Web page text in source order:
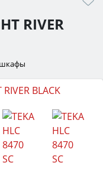
RIVER